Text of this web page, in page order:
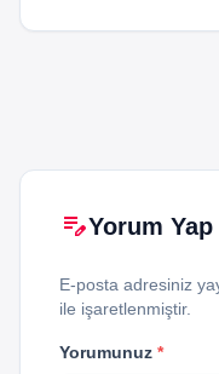
edit_noteYorum Yap
E-posta adresiniz
ile işaretlenmiştir.
Yorumunuz *